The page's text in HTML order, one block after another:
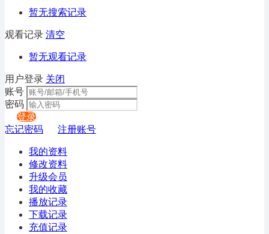
暂无搜索记录
观看记录 清空
暂无观看记录
用户登录 关闭
账号
密码
登录
忘记密码
注册账号
我的资料
修改资料
升级会员
我的收藏
播放记录
下载记录
充值记录